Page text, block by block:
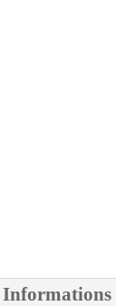
Informations